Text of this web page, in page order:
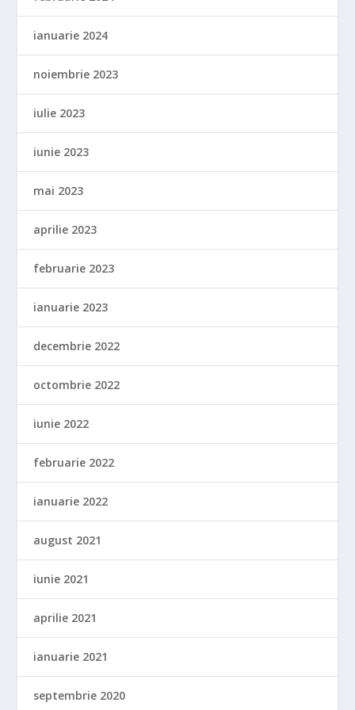
ianuarie 2024
noiembrie 2023
iulie 2023
iunie 2023
mai 2023
aprilie 2023
februarie 2023
ianuarie 2023
decembrie 2022
octombrie 2022
iunie 2022
februarie 2022
ianuarie 2022
august 2021
iunie 2021
aprilie 2021
ianuarie 2021
septembrie 2020